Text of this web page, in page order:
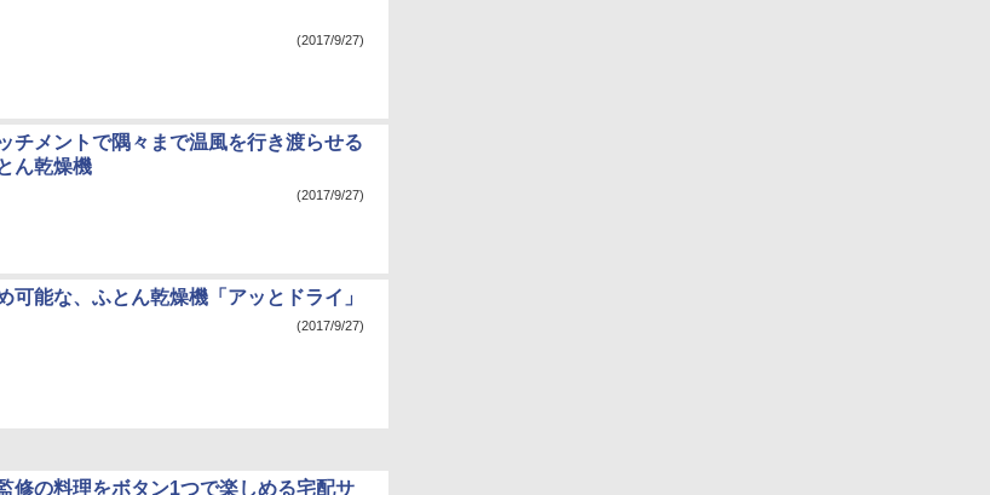
(2017/9/27)
チメントで隅々まで温風を行き渡らせる
ん乾燥機
(2017/9/27)
可能な、ふとん乾燥機「アッとドライ」
(2017/9/27)
修の料理をボタン1つで楽しめる宅配サ